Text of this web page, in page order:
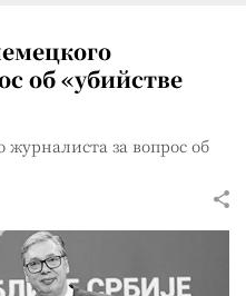
об «убийстве
за вопрос об